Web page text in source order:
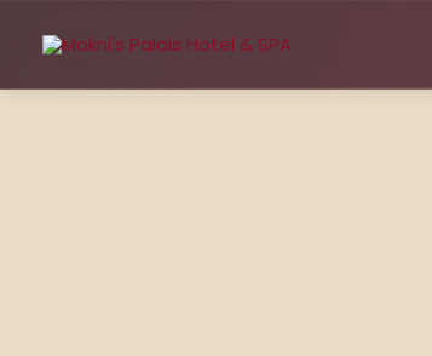
Inhalt